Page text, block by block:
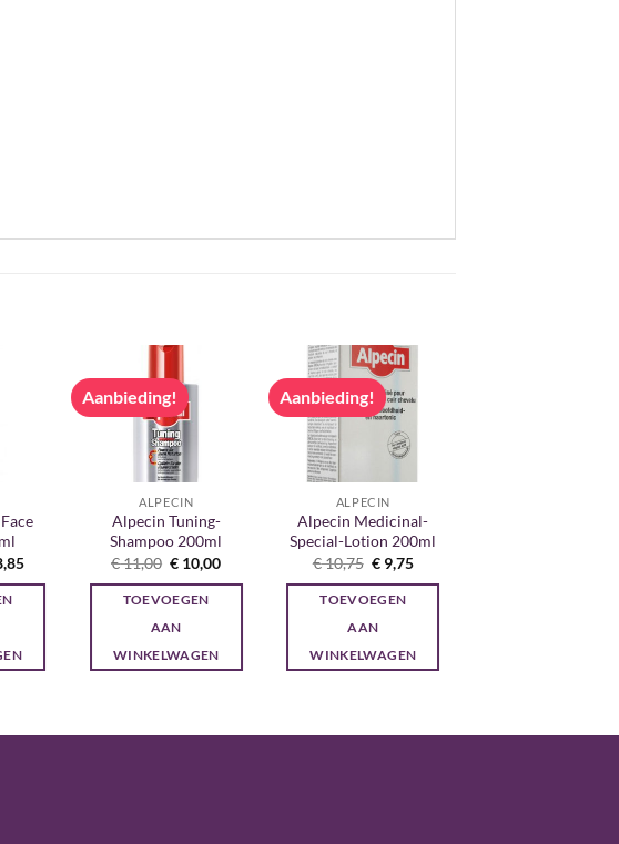
Huidige
Aanbieding!
ALPECIN
Alpecin Tuning-
Shampoo 200ml
€11,00 Oorspronkelijke
prijs
was:
€ 11,00.
€ 10,00Huidige
TOEVOEGEN
AAN
WINKELWAGEN
Aanbieding!
ALPECIN
Alpecin Medicinal-
Special-Lotion 200ml
€10,75 Oorspronkelijke
prijs
was:
€ 10,75.
€9,75Huidige
TOEVOEGEN
AAN
WINKELWAGEN